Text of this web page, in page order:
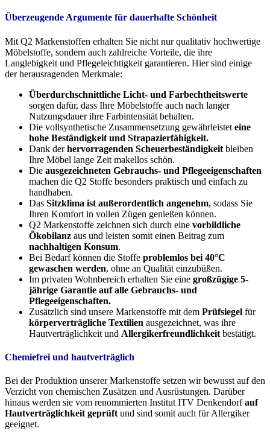
Überzeugende Argumente für dauerhafte Schönheit
Mit Q2 Markenstoffen erhalten Sie nicht nur qualitativ hochwertige
Möbelstoffe, sondern auch zahlreiche Vorteile, die ihre
Langlebigkeit und Pflegeleichtigkeit garantieren. Hier sind einige
der herausragenden Merkmale:
Überdurchschnittliche Licht- und Farbechtheitswerte
sorgen dafür, dass Ihre Möbelstoffe auch nach langer
Nutzungsdauer ihre Farbintensität behalten.
Die vollsynthetische Zusammensetzung gewährleistet eine
hohe Beständigkeit und Strapazierfähigkeit.
Dank derhervorragenden Scheuerbeständigkeit bleiben
Ihre Möbel lange Zeit makellos schön.
Die ausgezeichneten Gebrauchs- und Pflegeeigenschaften
machen die Q2 Stoffe besonders praktisch und einfach zu
handhaben.
Das Sitzklima ist außerordentlich angenehm, sodass Sie
Ihren Komfort in vollen Zügen genießen können.
Q2 Markenstoffe zeichnen sich durch eine vorbildliche
Ökobilanz aus und leisten somit einen Beitrag zum
nachhaltigen Konsum.
Bei Bedarf können die Stoffe problemlos bei 40°C
gewaschen werden, ohne an Qualität einzubüßen.
Im privaten Wohnbereich erhalten Sie eine großzügige 5-
jährige Garantie auf alle Gebrauchs- und
Pflegeeigenschaften.
Zusätzlich sind unsere Markenstoffe mit dem Prüfsiegel für
körperverträgliche Textilien ausgezeichnet, was ihre
Hautverträglichkeit und Allergikerfreundlichkeit bestätigt.
Chemiefrei und hautverträglich
Bei der Produktion unserer Markenstoffe setzen wir bewusst auf den
Verzicht von chemischen Zusätzen und Ausrüstungen. Darüber
hinaus werden sie vom renommierten Institut ITV Denkendorfauf
Hautverträglichkeit geprüft und sind somit auch für Allergiker
geeignet.